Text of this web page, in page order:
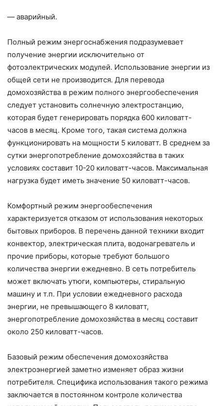
— аварийный.
Полный режим энергоснабжения подразумевает
получение энергии исключительно от
фотоэлектрических модулей. Использование энергии из
общей сети не производится. Для перевода
домохозяйства в режим полного энергообеспечения
следует установить солнечную электростанцию,
которая будет генерировать порядка 600 киловатт-
часов в месяц. Кроме того, такая система должна
функционировать на мощности 5 киловатт. В среднем за
сутки энергопотребление домохозяйства в таких
условиях составит 10-20 киловатт-часов. Максимальная
нагрузка будет иметь значение 50 киловатт-часов.
Комфортный режим энергообеспечения
характеризуется отказом от использования некоторых
бытовых приборов. В перечень данной техники входит
конвектор, электрическая плита, водонагреватель и
прочие приборы, которые требуют большого
количества энергии ежедневно. В сеть потребитель
может включать утюги, компьютеры, стиральную
машину и т.п. При условии ежедневного расхода
энергии, не превышающего 8 киловатт,
энергопотребление домохозяйства в месяц составит
около 250 киловатт-часов.
Базовый режим обеспечения домохозяйства
электроэнергией заметно изменяет образ жизни
потребителя. Специфика использования такого режима
заключается в постоянном контроле количества